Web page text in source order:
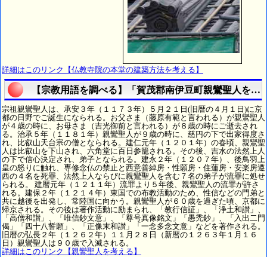
詳細はこのリンク【仏教寺院の本堂の建築方法を考える】
【宗教用語を調べる】「賀茂郡南伊豆町親鸞聖人を考
宗祖親鸞聖人は、承安３年（１１７３年）５月２１日(旧暦の４月１日)に京
都の日野でご誕生になられる。お父さま（藤原有範と言われる）が親鸞聖人
が４歳の時に、お母さま（吉光御前と言われる）が８歳の時にご逝去され
る。治承５年（１１８１年）親鸞聖人が９歳の時に、慈円の下で出家得度さ
れ、比叡山天台宗の僧となられる。建仁元年（１２０１年）の春頃、親鸞聖
人は比叡山を下山され、六角堂に百日参籠される。その後、吉水の法然上人
の下で信心決定され、弟子となられる。建永２年（１２０７年）、後鳥羽上
皇の怒りに触れ、専修念仏の禁止と西意善綽房・性願房・住蓮房・安楽房遵
西の４名を死罪、法然上人ならびに親鸞聖人を含む７名の弟子が流罪に処せ
られる。 建暦元年（１２１１年）流罪より５年後、親鸞聖人の流罪が許さ
れる。建保２年（１２１４年）東国での布教活動のため、性信などの門弟と
共に越後を出発し、常陸国に向かう。親鸞聖人が６０歳を過ぎた頃、京都に
帰京される。その後は著作活動に励まられ、「教行信証」、「浄土和讃」、
「高僧和讃」、「唯信鈔文意」、「尊号真像銘文」「愚禿鈔」、「入出二門
偈」「四十八誓願」、「正像末和讃」「一念多念文意」などを著作される。
旧暦の弘長２年（１２６２年）１１月２８日（新暦の１２６３年１月１６
日）親鸞聖人は９０歳で入滅される。
詳細はこのリンク【親鸞聖人を考える】